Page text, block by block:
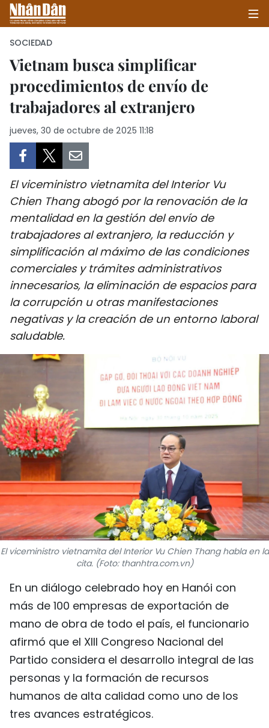
INICIO
POLÍTICA
SALUD - MEDIO AMBIENTE
CULTURA - ENTRETENIMIENTO
INTERNACIONAL
DEPORTES
VIAJES
HISTORIAS MULTIMEDIA
FOTOGRAFÍA
¿QUIÉNES SOMOS?
TIẾNG VIỆT
ENGLISH
中文
FRANÇAIS
РУССКИЙ
SOCIEDAD
Vietnam busca simplificar
procedimientos de envío de
trabajadores al extranjero
jueves, 30 de octubre de 2025 11:18
El viceministro vietnamita del Interior Vu
Chien Thang abogó por la renovación de la
mentalidad en la gestión del envío de
trabajadores al extranjero, la reducción y
simplificación al máximo de las condiciones
comerciales y trámites administrativos
innecesarios, la eliminación de espacios para
la corrupción u otras manifestaciones
negativas y la creación de un entorno laboral
saludable.
El viceministro vietnamita del Interior Vu Chien Thang habla en la
cita. (Foto: thanhtra.com.vn)
En un diálogo celebrado hoy en Hanói con
más de 100 empresas de exportación de
mano de obra de todo el país, el funcionario
afirmó que el XIII Congreso Nacional del
Partido considera el desarrollo integral de las
personas y la formación de recursos
humanos de alta calidad como uno de los
tres avances estratégicos.